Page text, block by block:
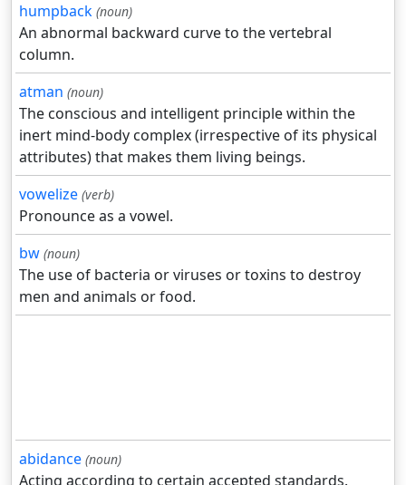
humpback (noun)
An abnormal backward curve to the vertebral
column.
atman (noun)
The conscious and intelligent principle within the
inert mind-body complex (irrespective of its physical
attributes) that makes them living beings.
vowelize (verb)
Pronounce as a vowel.
bw (noun)
The use of bacteria or viruses or toxins to destroy
men and animals or food.
abidance (noun)
Acting according to certain accepted standards.